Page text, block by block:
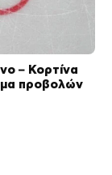
– Κορτίνα
προβολών